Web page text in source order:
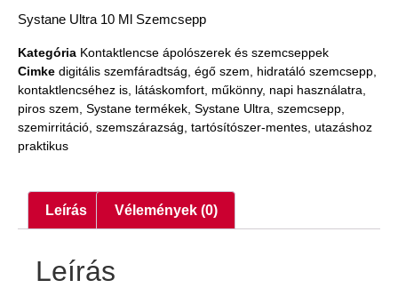
Systane Ultra 10 Ml Szemcsepp
Kategória Kontaktlencse ápolószerek és szemcseppek
Cimke digitális szemfáradtság égő szem hidratáló szemcsepp
kontaktlencséhez is látáskomfort műkönny, napi használatra
piros szem Systane termékek Systane Ultra szemcsepp
szemirritáció szemszárazság tartósítószer-mentes utazáshoz
praktikus
Leírás Vélemények (0)
Leírás